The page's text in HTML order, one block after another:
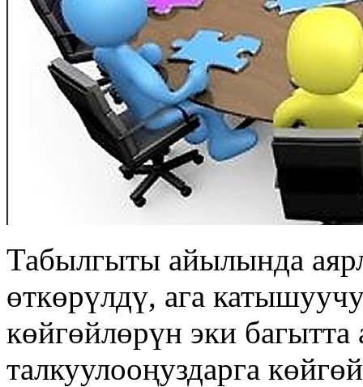
Табылгыты айылында
өткөрүлдү, ага
көйгөйлөрүн эки
талкуулооңуздарга